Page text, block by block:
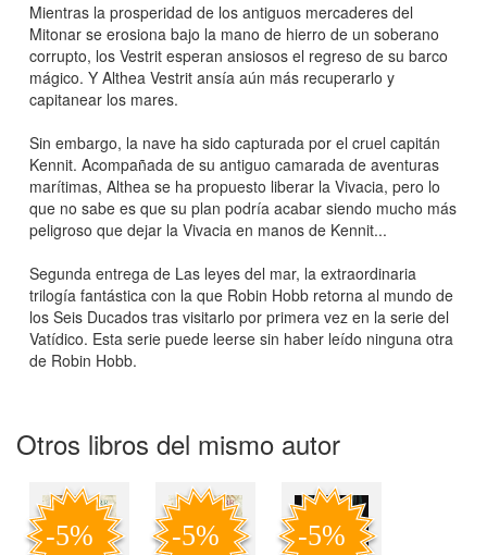
Mientras la prosperidad de los antiguos mercaderes del
Mitonar se erosiona bajo la mano de hierro de un soberano
corrupto, los Vestrit esperan ansiosos el regreso de su barco
mágico. Y Althea Vestrit ansía aún más recuperarlo y
capitanear los mares.
Sin embargo, la nave ha sido capturada por el cruel capitán
Kennit. Acompañada de su antiguo camarada de aventuras
marítimas, Althea se ha propuesto liberar la Vivacia, pero lo
que no sabe es que su plan podría acabar siendo mucho más
peligroso que dejar la Vivacia en manos de Kennit...
Segunda entrega de Las leyes del mar, la extraordinaria
trilogía fantástica con la que Robin Hobb retorna al mundo de
los Seis Ducados tras visitarlo por primera vez en la serie del
Vatídico. Esta serie puede leerse sin haber leído ninguna otra
de Robin Hobb.
Otros libros del mismo autor